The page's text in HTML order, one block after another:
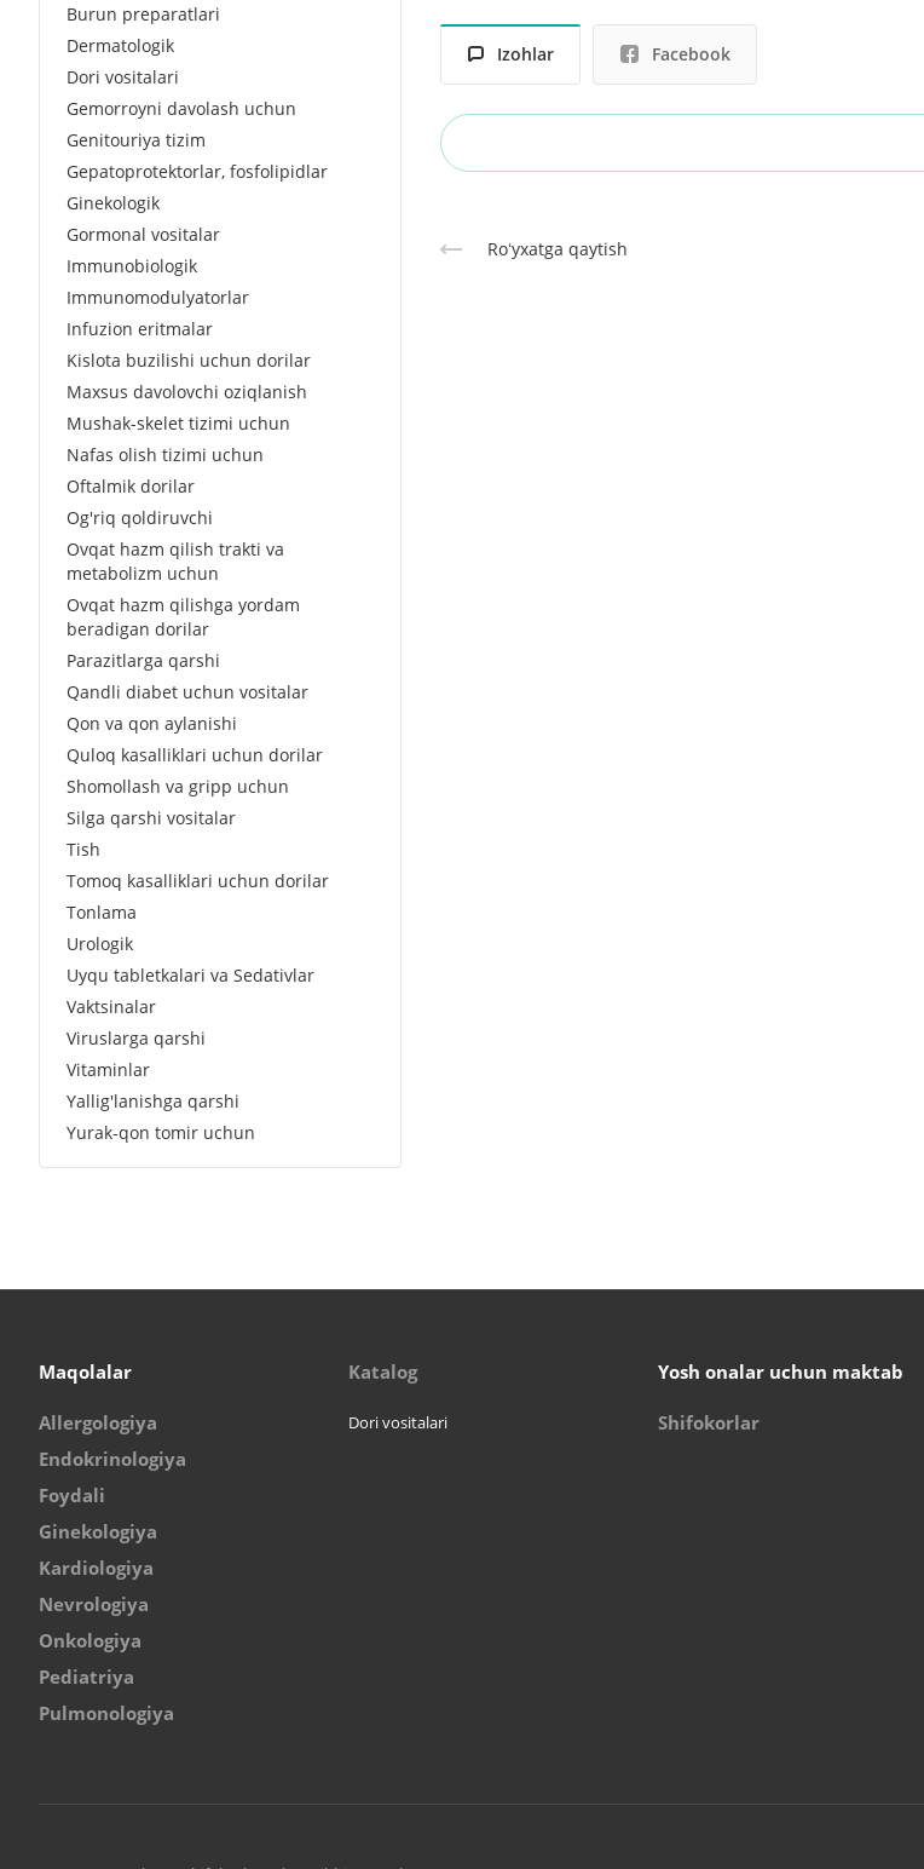
Izohlar Facebook
Roʻyxatga qaytish
Burun preparatlari
Dermatologik
Dori vositalari
Gemorroyni davolash uchun
Genitouriya tizim
Gepatoprotektorlar, fosfolipidlar
Ginekologik
Gormonal vositalar
Immunobiologik
Immunomodulyatorlar
Infuzion eritmalar
Kislota buzilishi uchun dorilar
Maxsus davolovchi oziqlanish
Mushak-skelet tizimi uchun
Nafas olish tizimi uchun
Oftalmik dorilar
Og'riq qoldiruvchi
Ovqat hazm qilish trakti va
metabolizm uchun
Ovqat hazm qilishga yordam
beradigan dorilar
Parazitlarga qarshi
Qandli diabet uchun vositalar
Qon va qon aylanishi
Quloq kasalliklari uchun dorilar
Shomollash va gripp uchun
Silga qarshi vositalar
Tish
Tomoq kasalliklari uchun dorilar
Tonlama
Urologik
Uyqu tabletkalari va Sedativlar
Vaktsinalar
Viruslarga qarshi
Vitaminlar
Yallig'lanishga qarshi
Yurak-qon tomir uchun
Maqolalar
Allergologiya
Endokrinologiya
Foydali
Ginekologiya
Kardiologiya
Nevrologiya
Onkologiya
Pediatriya
Pulmonologiya
Katalog
Dori vositalari
Yosh onalar uchun maktab
Shifokorlar